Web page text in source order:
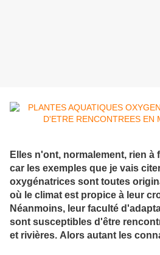
Elles n'ont, normalement, rien à
car les exemples que je vais
oxygénatrices sont toutes
où le climat est propice à leur
Néanmoins, leur faculté
sont susceptibles d'être
et rivières. Alors autant les